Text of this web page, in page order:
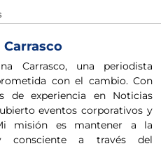
Carrasco
Carrasco, una periodista
con el cambio. Con
de experiencia en Noticias
eventos corporativos y
misión es mantener a la
consciente a través del